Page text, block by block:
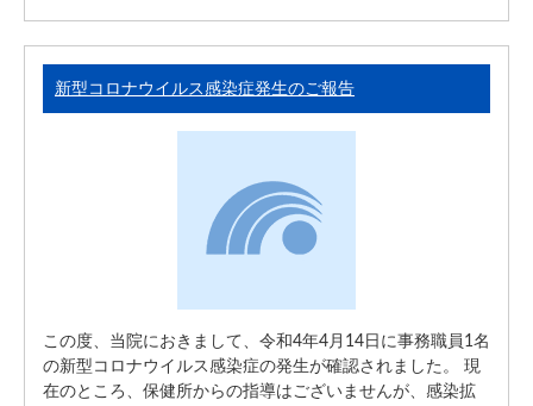
新型コロナウイルス感染症発生のご報告
この度、当院におきまして、令和4年4月14日に事務職員1名
の新型コロナウイルス感染症の発生が確認されました。 現
在のところ、保健所からの指導はございませんが、感染拡